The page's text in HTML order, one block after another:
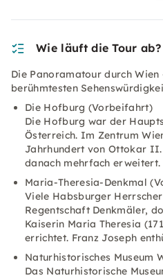
Wie läuft die Tour ab?
Die Panoramatour durch
berühmtesten
Die Hofburg (Vorbeifahrt)
Die Hofburg war der
Österreich. Im Zentrum
Jahrhundert von Ottokar
danach mehrfach erweitert.
Maria-Theresia-Denkmal
Viele Habsburger
Regentschaft Denkmäler,
Kaiserin Maria Theresia
errichtet. Franz Joseph
Naturhistorisches Museum
Das Naturhistorische